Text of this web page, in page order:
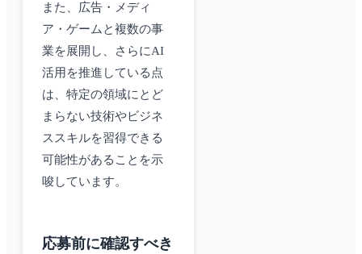
また、広告・メディ
ア・ゲームと複数の事
業を展開し、さらにAI
活用を推進している点
は、特定の領域にとど
まらない技術やビジネ
ススキルを習得できる
可能性があることを示
唆しています。
応募前に確認すべき